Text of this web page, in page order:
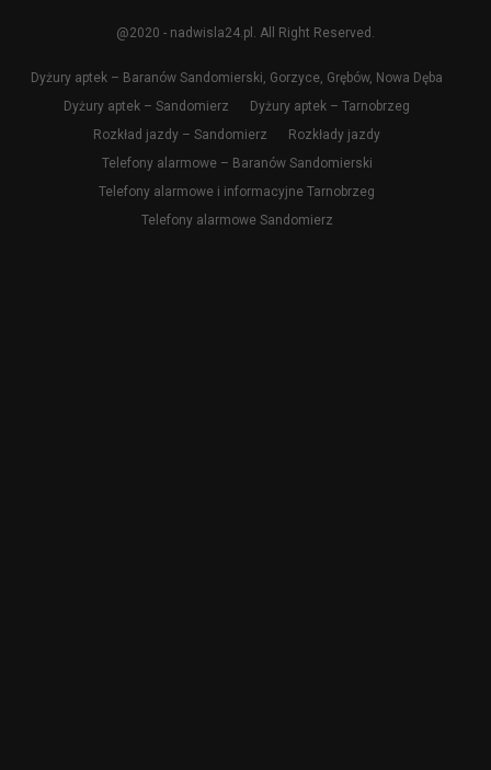
@2020 - nadwisla24.pl. All Right Reserved.
Dyżury aptek – Baranów Sandomierski, Gorzyce, Grębów, Nowa Dęba
Dyżury aptek – Sandomierz
Dyżury aptek – Tarnobrzeg
Rozkład jazdy – Sandomierz
Rozkłady jazdy
Telefony alarmowe – Baranów Sandomierski
Telefony alarmowe i informacyjne Tarnobrzeg
Telefony alarmowe Sandomierz